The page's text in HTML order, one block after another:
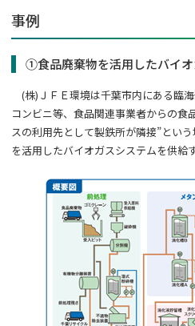
事例
①食品廃棄物を活用したバイ
(株) ＪＦＥ環境は千葉市内にある臨
コンビニ等、食品関連事業者からの食
スの利用先として製鉄所が隣接”とい
を活用したバイオガスシステムを供給